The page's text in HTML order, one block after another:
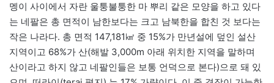
멩이 사이에서 자란 울퉁불퉁한 마 뿌리 같은 모양을 하고 있다
는 네팔은 총 면적이 남한보다는 크고 남북한을 합친 것 보다는
작은 나라다. 총 면적 147,181㎢ 중 15%가 만년설에 덮인 설산
지역이고 68%가 산(해발 3,000m 아래 위치한 지역을 말하며
산이라고 하지 않고 네팔인들은 보통 언덕으로 본다)으로 돼 있